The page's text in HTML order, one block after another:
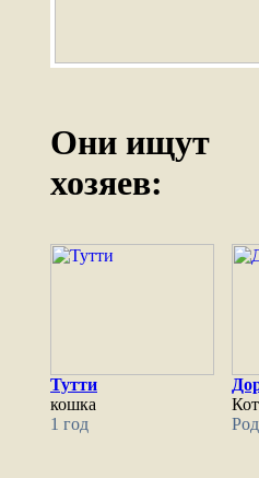
Они ищут
хозяев:
Тутти
кошка
1 год
Кот